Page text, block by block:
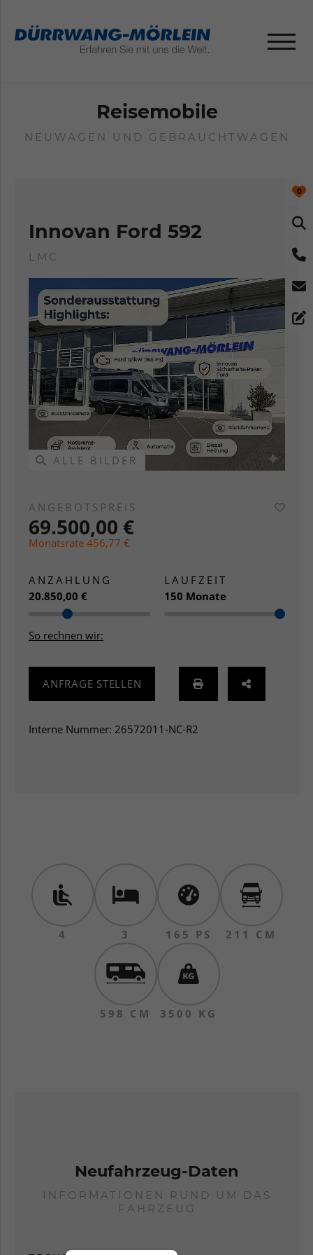
0
Reisemobile
NEUWAGEN UND GEBRAUCHTWAGEN
Innovan Ford 592
LMC
ALLE BILDER
ANGEBOTSPREIS
69.500,00 €
Monatsrate 456,77 €
ANZAHLUNG
20.850,00 €
LAUFZEIT
150 Monate
So rechnen wir:
ANFRAGE STELLEN
Interne Nummer: 26572011-NC-R2
4 3 165 PS 211 CM
598 CM 3500 KG
Neufahrzeug-Daten
INFORMATIONEN RUND UM DAS
FAHRZEUG